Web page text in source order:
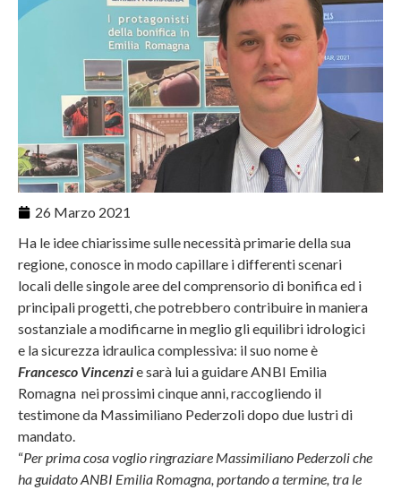
26 Marzo 2021
Ha le idee chiarissime sulle necessità primarie della sua
regione, conosce in modo capillare i differenti scenari
locali delle singole aree del comprensorio di bonifica ed i
principali progetti, che potrebbero contribuire in maniera
sostanziale a modificarne in meglio gli equilibri idrologici
e la sicurezza idraulica complessiva: il suo nome è
Francesco Vincenzie sarà lui a guidare ANBI Emilia
Romagna nei prossimi cinque anni, raccogliendo il
testimone da Massimiliano Pederzoli dopo due lustri di
mandato.
“Per prima cosa voglio ringraziare Massimiliano Pederzoli che
ha guidato ANBI Emilia Romagna, portando a termine, tra le